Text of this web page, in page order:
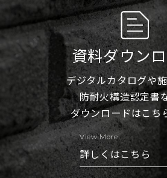
資料ダウン
デジタルカタログや
防耐火構造認定書
ダウンロードはこち
View More
詳しくはこちら